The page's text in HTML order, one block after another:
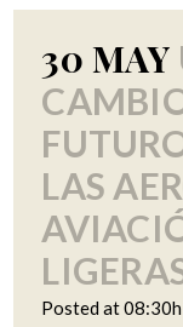
30 MAY
LAS
Posted at 08:30h